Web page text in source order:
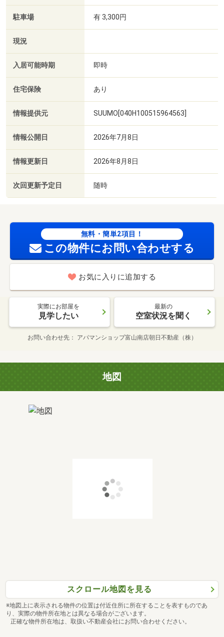
駐車場 有 3,300円
現況
入居可能時期 即時
住宅保険 あり
情報提供元 SUUMO[040H100515964563]
情報公開日 2026年7月8日
情報更新日 2026年8月8日
次回更新予定日 随時
無料・簡単2項目！
この物件にお問い合わせする
お気に入りに追加する
実際にお部屋を
見学したい
最新の
空室状況を聞く
お問い合わせ先 アパマンショップ富山南店朝日不動産（株）
地図
スクロール地図を見る
※地図上に表示される物件の位置は付近住所に所在することを表すものであ
り、実際の物件所在地とは異なる場合がございます。
正確な物件所在地は、取扱い不動産会社にお問い合わせください。